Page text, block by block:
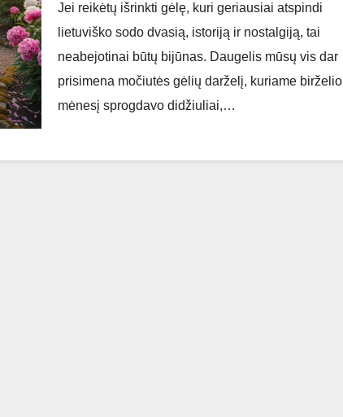
Jei reikėtų išrinkti gėlę, kuri geriausiai atspindi
lietuviško sodo dvasią, istoriją ir nostalgiją, tai
neabejotinai būtų bijūnas. Daugelis mūsų vis dar
prisimena močiutės gėlių darželį, kuriame birželio
mėnesį sprogdavo didžiuliai,…